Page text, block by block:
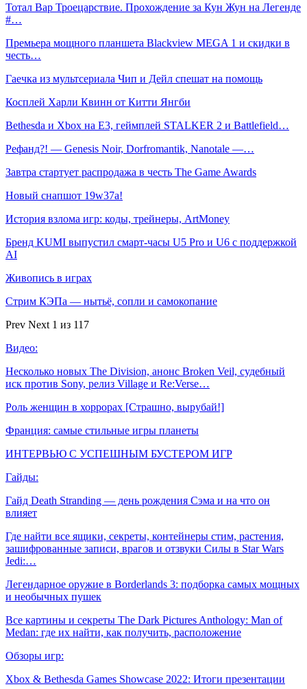
Тотал Вар Троецарствие. Прохождение за Кун Жун на Легенде
#…
Премьера мощного планшета Blackview MEGA 1 и скидки в
честь…
Гаечка из мультсериала Чип и Дейл спешат на помощь
Косплей Харли Квинн от Китти Янгби
Bethesda и Xbox на E3, геймплей STALKER 2 и Battlefield…
Рефанд?! — Genesis Noir, Dorfromantik, Nanotale —…
Завтра стартует распродажа в честь The Game Awards
Новый снапшот 19w37a!
История взлома игр: коды, трейнеры, ArtMoney
Бренд KUMI выпустил смарт-часы U5 Pro и U6 с поддержкой
AI
Живопись в играх
Стрим КЭПа — нытьё, сопли и самокопание
Prev Next 1 из 117
Видео:
Несколько новых The Division, анонс Broken Veil, судебный
иск против Sony, релиз Village и Re:Verse…
Роль женщин в хоррорах [Страшно, вырубай!]
Франция: самые стильные игры планеты
ИНТЕРВЬЮ С УСПЕШНЫМ БУСТЕРОМ ИГР
Гайды:
Гайд Death Stranding — день рождения Сэма и на что он
влияет
Где найти все ящики, секреты, контейнеры стим, растения,
зашифрованные записи, врагов и отзвуки Силы в Star Wars
Jedi:…
Легендарное оружие в Borderlands 3: подборка самых мощных
и необычных пушек
Все картины и секреты The Dark Pictures Anthology: Man of
Medan: где их найти, как получить, расположение
Обзоры игр:
Xbox & Bethesda Games Showcase 2022: Итоги презентации